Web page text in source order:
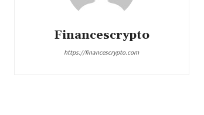
Financescrypto
https://financescrypto.com